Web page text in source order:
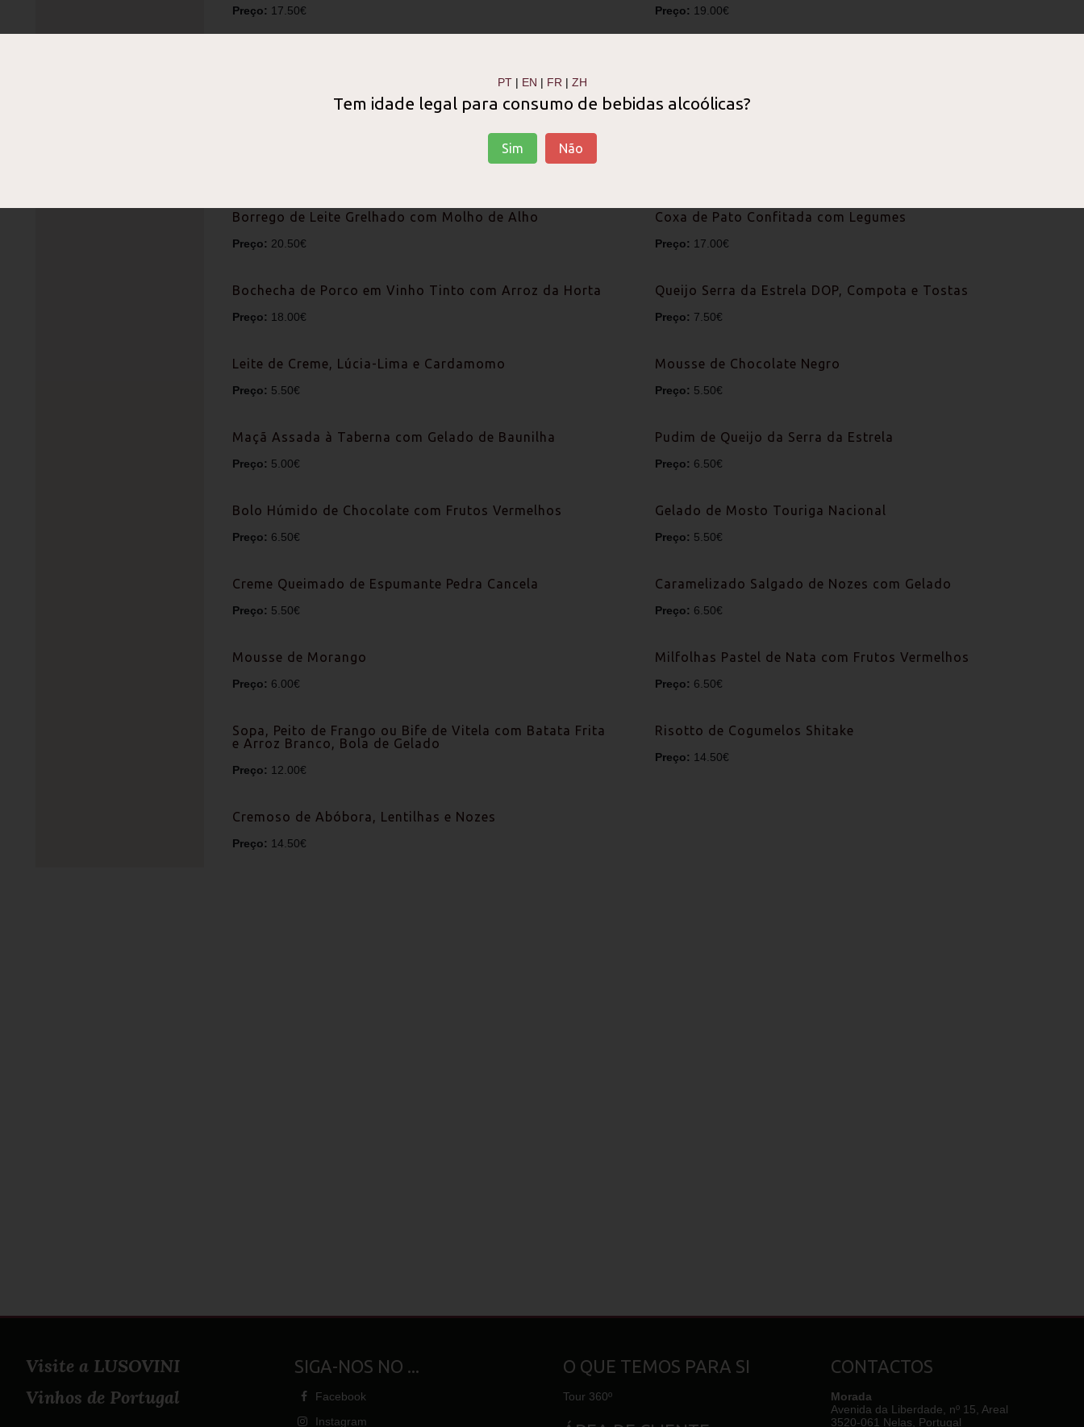
Preço: 17.50€ Preço: 19.00€
Borrego de Leite Grelhado com Molho de Alho
Preço: 20.50€
Coxa de Pato Confitada com Legumes
Preço: 17.00€
Bochecha de Porco em Vinho Tinto com Arroz da Horta
Preço: 18.00€
Queijo Serra da Estrela DOP, Compota e Tostas
Preço: 7.50€
Leite de Creme, Lúcia-Lima e Cardamomo
Preço: 5.50€
Mousse de Chocolate Negro
Preço: 5.50€
Maçã Assada à Taberna com Gelado de Baunilha
Preço: 5.00€
Pudim de Queijo da Serra da Estrela
Preço: 6.50€
Bolo Húmido de Chocolate com Frutos Vermelhos
Preço: 6.50€
Gelado de Mosto Touriga Nacional
Preço: 5.50€
Creme Queimado de Espumante Pedra Cancela
Preço: 5.50€
Caramelizado Salgado de Nozes com Gelado
Preço: 6.50€
Mousse de Morango
Preço: 6.00€
Milfolhas Pastel de Nata com Frutos Vermelhos
Preço: 6.50€
Sopa, Peito de Frango ou Bife de Vitela com Batata Frita
e Arroz Branco, Bola de Gelado
Preço: 12.00€
Risotto de Cogumelos Shitake
Preço: 14.50€
Cremoso de Abóbora, Lentilhas e Nozes
Preço: 14.50€
Visite a LUSOVINI
Vinhos de Portugal
SIGA-NOS NO ...
Facebook
Instagram
O QUE TEMOS PARA SI
Tour 360º
CONTACTOS
Morada
Avenida da Liberdade, nº 15, Areal
3520-061 Nelas, Portugal
PT| EN | FR | ZH
Tem idade legal para consumo de bebidas alcoólicas?
Sim Não